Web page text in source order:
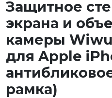
Защитное
экрана и
камеры
для Apple
рамка)